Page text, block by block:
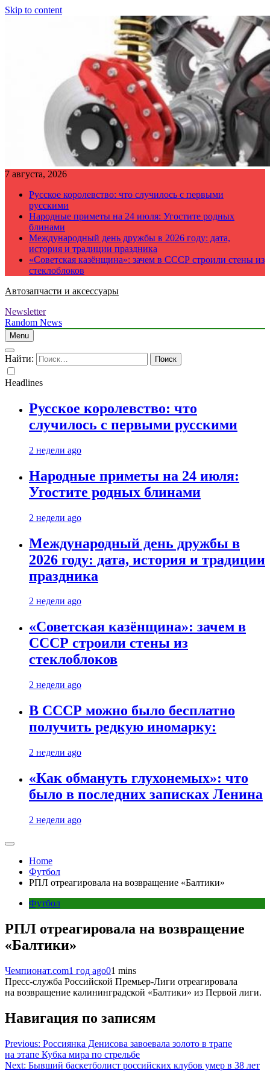
Skip to content
7 августа, 2026
Русское королевство: что случилось с первыми
русскими
Народные приметы на 24 июля: Угостите родных
блинами
Международный день дружбы в 2026 году: дата,
история и традиции праздника
«Советская казёнщина»: зачем в СССР строили стены из
стеклоблоков
Автозапчасти и аксессуары
Newsletter
Random News
Menu
Найти:
Headlines
Русское королевство: что
случилось с первыми русскими
2 недели ago
Народные приметы на 24 июля:
Угостите родных блинами
2 недели ago
Международный день дружбы в
2026 году: дата, история и традиции
праздника
2 недели ago
«Советская казёнщина»: зачем в
СССР строили стены из
стеклоблоков
2 недели ago
В СССР можно было бесплатно
получить редкую иномарку:
2 недели ago
«Как обмануть глухонемых»: что
было в последних записках Ленина
2 недели ago
Home
Футбол
РПЛ отреагировала на возвращение «Балтики»
Футбол
РПЛ отреагировала на возвращение
«Балтики»
Чемпионат.com1 год ago01 mins
Пресс-служба Российской Премьер-Лиги отреагировала
на возвращение калининградской «Балтики» из Первой лиги.
Навигация по записям
Previous: Россиянка Денисова завоевала золото в трапе
на этапе Кубка мира по стрельбе
Next: Бывший баскетболист российских клубов умер в 38 лет